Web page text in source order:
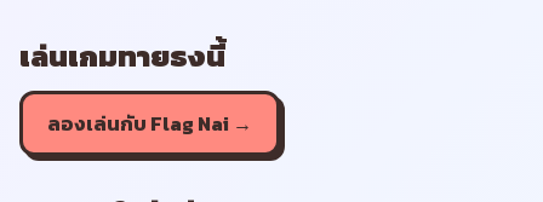
เล่นเกมทายธงนี้
ลองเล่นกับ Flag Nai →